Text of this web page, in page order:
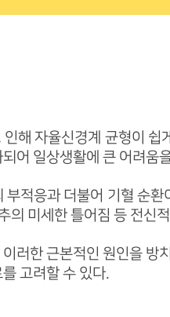
해 자율신경계 균형이
어 일상생활에 큰 어려움
적응과 더불어 기혈 순
의 미세한 틀어짐 등 전신
러한 근본적인 원인을
고려할 수 있다.